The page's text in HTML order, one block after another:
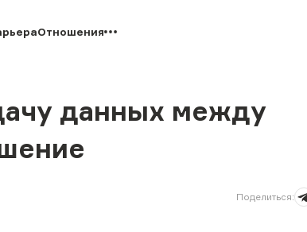
Отношения
данных между
Поделиться: